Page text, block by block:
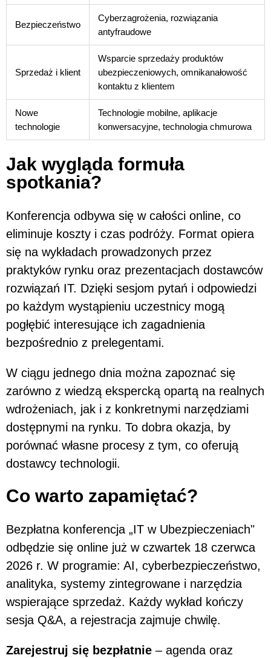
Bezpieczeństwo
Cyberzagrożenia, rozwiązania
antyfraudowe
Sprzedaż i klient
Wsparcie sprzedaży produktów
ubezpieczeniowych, omnikanałowość
kontaktu z klientem
Nowe
technologie
Technologie mobilne, aplikacje
konwersacyjne, technologia chmurowa
Jak wygląda formuła
spotkania?
Konferencja odbywa się w całości online, co
eliminuje koszty i czas podróży. Format opiera
się na wykładach prowadzonych przez
praktyków rynku oraz prezentacjach dostawców
rozwiązań IT. Dzięki sesjom pytań i odpowiedzi
po każdym wystąpieniu uczestnicy mogą
pogłębić interesujące ich zagadnienia
bezpośrednio z prelegentami.
W ciągu jednego dnia można zapoznać się
zarówno z wiedzą ekspercką opartą na realnych
wdrożeniach, jak i z konkretnymi narzędziami
dostępnymi na rynku. To dobra okazja, by
porównać własne procesy z tym, co oferują
dostawcy technologii.
Co warto zapamiętać?
Bezpłatna konferencja „IT w Ubezpieczeniach"
odbędzie się online już w czwartek 18 czerwca
2026 r. W programie: AI, cyberbezpieczeństwo,
analityka, systemy zintegrowane i narzędzia
wspierające sprzedaż. Każdy wykład kończy
sesja Q&A, a rejestracja zajmuje chwilę.
Zarejestruj się bezpłatnie – agenda oraz